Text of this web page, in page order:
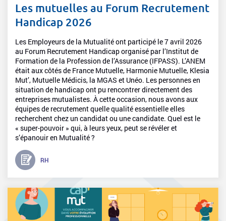
Les mutuelles au Forum Recrutement
Handicap 2026
Les Employeurs de la Mutualité ont participé le 7 avril 2026
au Forum Recrutement Handicap organisé par l’Institut de
Formation de la Profession de l’Assurance (IFPASS). L’ANEM
était aux côtés de France Mutuelle, Harmonie Mutuelle, Klesia
Mut’, Mutuelle Médicis, la MGAS et Unéo. Les personnes en
situation de handicap ont pu rencontrer directement des
entreprises mutualistes. À cette occasion, nous avons aux
équipes de recrutement quelle qualité essentielle elles
recherchent chez un candidat ou une candidate. Quel est le
« super-pouvoir » qui, à leurs yeux, peut se révéler et
s’épanouir en Mutualité ?
RH